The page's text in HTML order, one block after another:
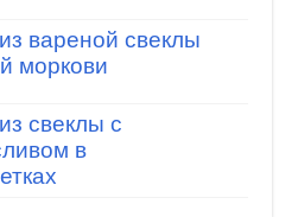
вареной свеклы
моркови
свеклы с
в